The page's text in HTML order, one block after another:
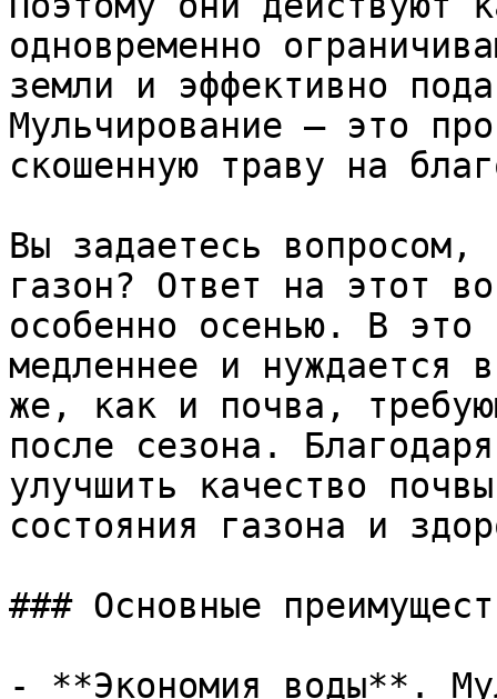
одновременно
земли и эффективно
Мульчирование — это
скошенную траву на
Вы задаетесь вопросом,
газон? Ответ на этот
особенно осенью. В это
медленнее и нуждается
же, как и почва,
после сезона.
улучшить качество
состояния газона и
### Основные
- **Экономия воды**.